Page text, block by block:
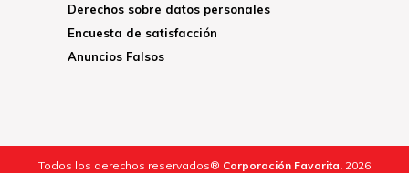
Derechos sobre datos personales
Encuesta de satisfacción
Anuncios Falsos
Todos los derechos reservados® Corporación Favorita. 2026